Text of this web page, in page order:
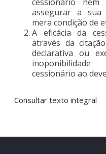
assegurar a sua
mera condição de
A eficácia da
através da
declarativa ou
cessionário ao
Consultar texto integral